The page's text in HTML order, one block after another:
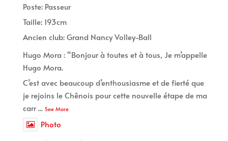
Poste: Passeur
Taille: 193cm
Ancien club: Grand Nancy Volley-Ball
Hugo Mora : “Bonjour à toutes et à tous, Je m’appelle
Hugo Mora.
C’est avec beaucoup d’enthousiasme et de fierté que
je rejoins le Chênois pour cette nouvelle étape de ma
carr... See More
Photo